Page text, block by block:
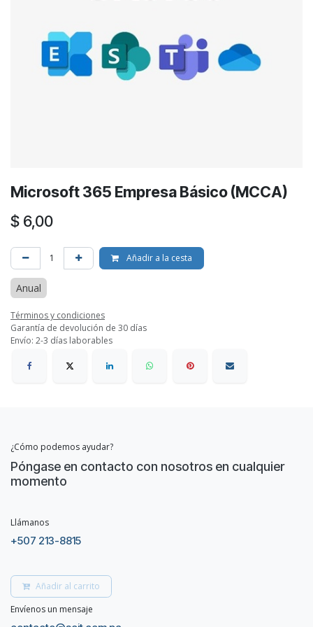
Microsoft 365 Empresa Básico (MCCA)
$ 6,00
Añadir a la cesta
Anual
Términos y condiciones
Garantía de devolución de 30 días
Envío: 2-3 días laborables
¿Cómo podemos ayudar?
Póngase en contacto con nosotros en cualquier
momento
Llámanos
+507 213-8815
Añadir al carrito
Envíenos un mensaje